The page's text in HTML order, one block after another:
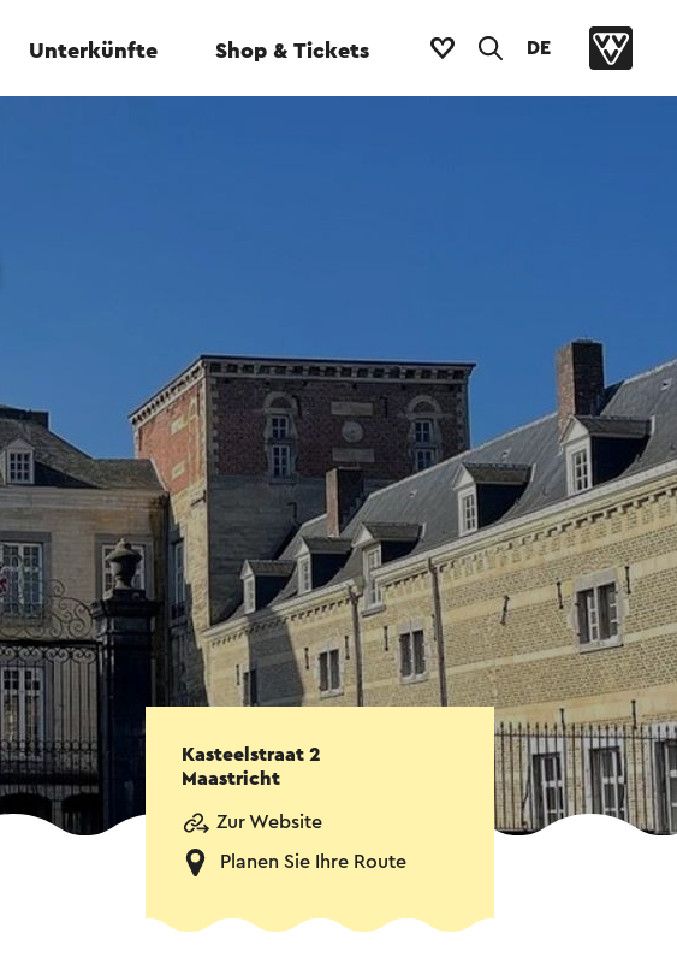
Unterkünfte Shop & Tickets DE
Kasteelstraat 2
Maastricht
Zur Website
Planen Sie Ihre Route